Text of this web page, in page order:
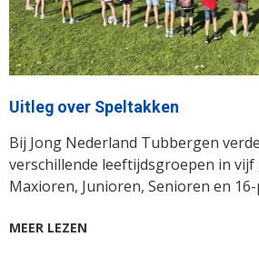
Uitleg over Speltakken
Bij Jong Nederland Tubbergen
verschillende leeftijdsgroepen in
Maxioren, Junioren, Senioren en
MEER LEZEN